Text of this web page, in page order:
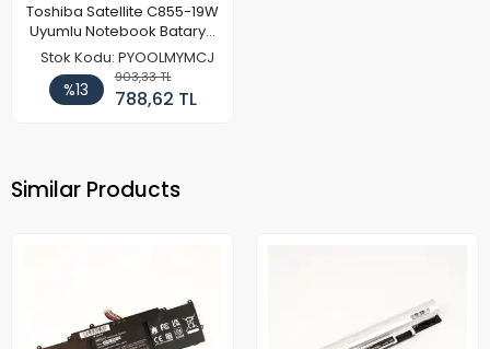
Toshiba Satellite C855-19W
Uyumlu Notebook Batarya
Pil
Stok Kodu: PYOOLMYMCJ
%13
903,33 TL
788,62 TL
Similar Products